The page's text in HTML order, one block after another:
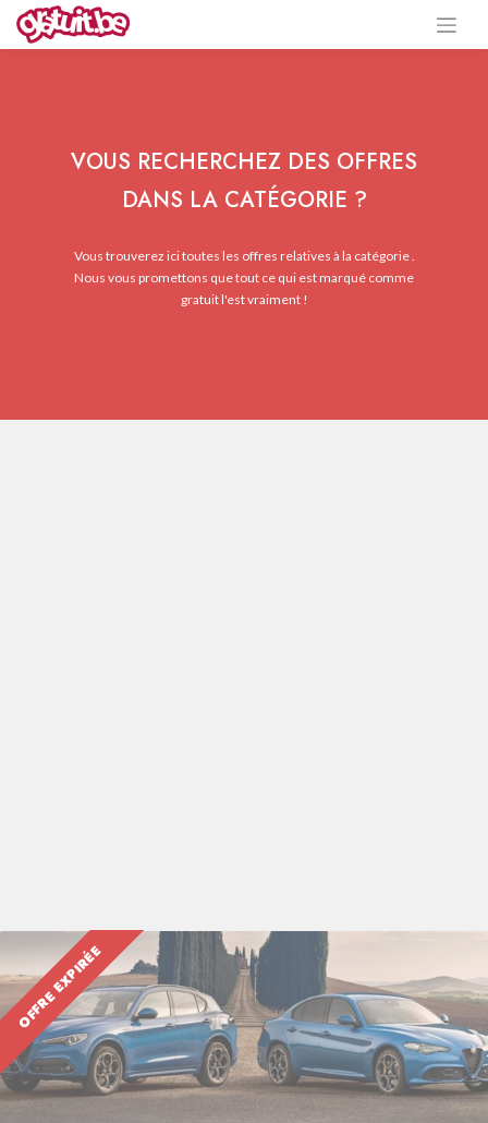
VOUS RECHERCHEZ DES OFFRES
DANS LA CATÉGORIE ?
Vous trouverez ici toutes les offres relatives à la catégorie .
Nous vous promettons que tout ce qui est marqué comme
gratuit l'est vraiment !
OFFRE EXPIRÉE